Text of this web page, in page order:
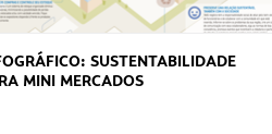
SUSTENTABILIDADE
MINI MERCADOS